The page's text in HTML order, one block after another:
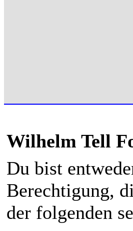
Wilhelm Tell
Du bist
Berechtigung,
der folgenden